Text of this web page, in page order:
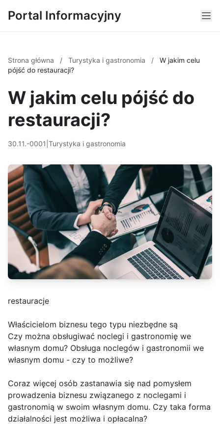
Portal Informacyjny
Strona główna / Turystyka i gastronomia /
W jakim celu
pójść do restauracji?
W jakim celu pójść do
restauracji?
30.11.-0001 Turystyka i gastronomia
restauracje
Właścicielom biznesu tego typu niezbędne są
Czy można obsługiwać noclegi i gastronomię we
własnym domu? Obsługa noclegów i gastronomii we
własnym domu - czy to możliwe?
Coraz więcej osób zastanawia się nad pomysłem
prowadzenia biznesu związanego z noclegami i
gastronomią w swoim własnym domu. Czy taka forma
działalności jest możliwa i opłacalna?